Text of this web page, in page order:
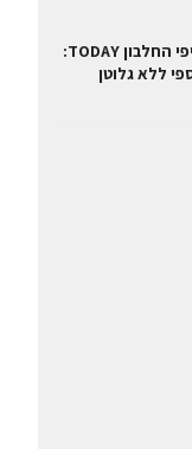
חדש ממותג חטיפי החלבון TODAY:
ללא גלוטן